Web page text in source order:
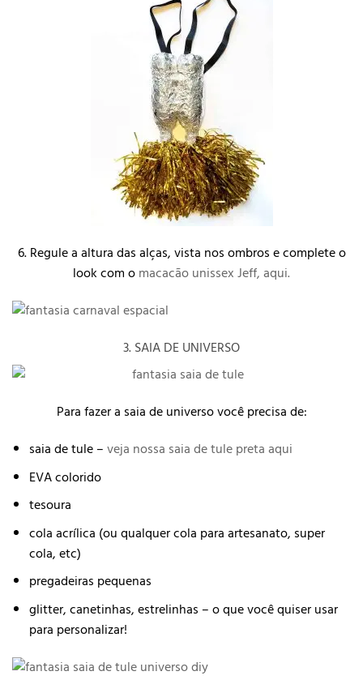
6. Regule a altura das alças, vista nos ombros e complete o
look com omacacão unissex Jeff, aqui.
3. SAIA DE UNIVERSO
Para fazer a saia de universo você precisa de:
saia de tule –veja nossa saia de tule preta aqui
EVA colorido
tesoura
cola acrílica (ou qualquer cola para artesanato, super
cola, etc)
pregadeiras pequenas
glitter, canetinhas, estrelinhas – o que você quiser usar
para personalizar!